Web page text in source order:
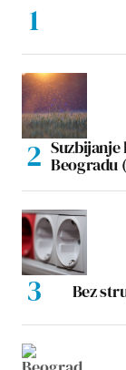
Beogradu
Bez